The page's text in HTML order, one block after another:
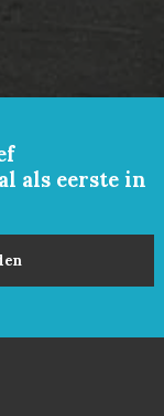
als eerste in